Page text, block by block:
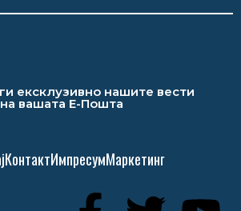
ексклузивно нашите вести
на вашата Е-Пошта
КонтактИмпресумМаркетинг